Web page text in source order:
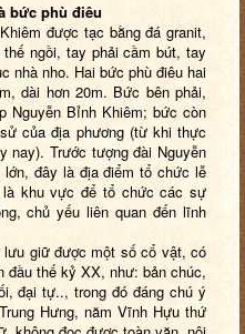
bức phù điêu
được tạc bằng đá granit,
ngồi, tay phải cầm bút, tay
nhà nho. Hai bức phù điêu hai
dài hơn 20m. Bức bên phải,
Nguyễn Bỉnh Khiêm; bức còn
của địa phương (từ khi thực
nay). Trước tượng đài Nguyễn
đây là địa điểm tổ chức lễ
khu vực để tổ chức các sự
chủ yếu liên quan đến lĩnh
giữ được một số cổ vật, có
thế kỷ XX, như: bản chúc,
đại tự.., trong đó đáng chú ý
Hưng, năm Vĩnh Hựu thứ